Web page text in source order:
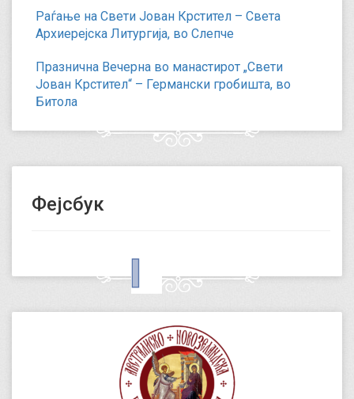
Раѓање на Свети Јован Крстител – Света
Архиерејска Литургија, во Слепче
Празнична Вечерна во манастирот „Свети
Јован Крстител“ – Германски гробишта, во
Битола
Фејсбук